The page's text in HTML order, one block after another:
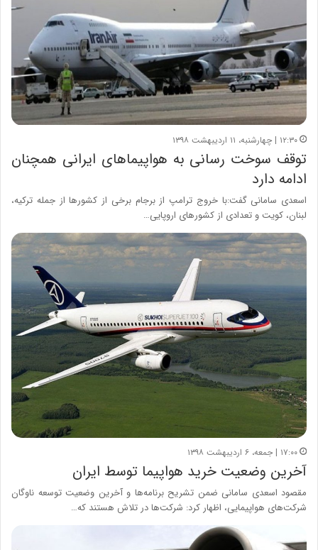
۱۲:۳۰ | چهارشنبه، ۱۱ اردیبهشت ۱۳۹۸
توقف سوخت رسانی به هواپیما‌های ایرانی همچنان
ادامه دارد
اسعدی‌ سامانی گفت:با خروج ترامپ از برجام برخی از کشورها از جمله ترکیه،
لبنان، کویت و تعدادی از کشورهای اروپایی…
۱۷:۰۰ | جمعه، ۶ اردیبهشت ۱۳۹۸
آخرین وضعیت خرید هواپیما توسط ایران
مقصود اسعدی سامانی ضمن تشریح برنامه‌ها و آخرین وضعیت توسعه ناوگان
شرکت‌های هواپیمایی، اظهار کرد: شرکت‌ها در تلاش هستند که…